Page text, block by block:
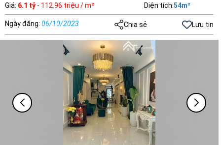
Giá: 6.1 tỷ - 112.96 triệu / m² Diện tích:54m²
Ngày đăng: 06/10/2023 Chia sẻ Lưu tin